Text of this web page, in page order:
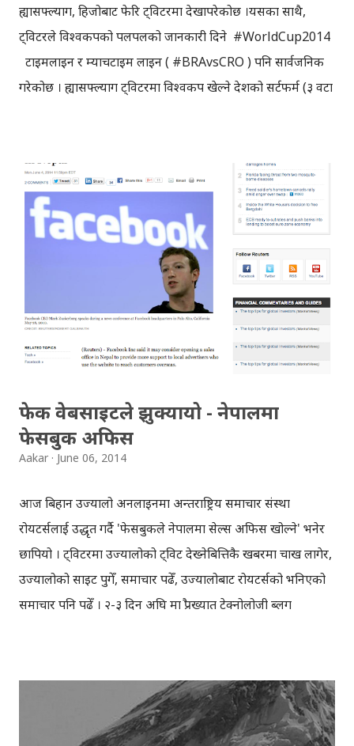
ह्यासफ्ल्याग, हिजोबाट फेरि ट्विटरमा देखापरेकोछ ।यसका साथै,
ट्विटरले विश्वकपको पलपलको जानकारी दिने #WorldCup2014
टाइमलाइन र म्याचटाइम लाइन ( #BRAvsCRO ) पनि सार्वजनिक
गरेकोछ । ह्यासफ्ल्याग ट्विटरमा विश्वकप खेल्ने देशको सर्टफर्म (३ वटा
देशको झन्डा देखिनु नै ह्यासफ्ल्याग हो । जस्तो कि ब्राजिल समर्थकले
#BRA लेख्नसक्छन्, ट्विटरले यस्तो देखाउँछ: BRA #BRA refers
to Brazil. #ARG for Argentina. #ESP for Spain. #ENG
for England. #GER for Germany. #FRA for France.
#ITA for Italy. #WorldCup — Aakar (@aakarpost)
June 10, 2014 वल्डकप टाइमलाइन तथा म्याच टाइमलाइन
#WorldCup र #WorldCup2014 लाई वल्डकप टाइमलाइनको
ट्विटहरु उक्त पेजमा देखिनेछन्, जसबाट खेलको रियल टाइममा
फेक वेबसाइटले झुक्यायो - नेपालमा
फेसबुक अफिस
Aakar June 06, 2014
आज बिहान उज्यालो अनलाइनमा अन्तराष्ट्रिय समाचार संस्था
रोयटर्सलाई उद्धृत गर्दै 'फेसबुकले नेपालमा सेल्स अफिस खोल्ने' भनेर
छापियो । ट्विटरमा उज्यालोको ट्विट देख्नेबित्तिकै खबरमा चाख लागेर,
उज्यालोको साइट पुगेँ, समाचार पढेँ, उज्यालोबाट रोयटर्सको भनिएको
समाचार पनि पढेँ । २-३ दिन अघि मात्रै प्रख्यात टेक्नोलोजी ब्लग
टेकक्रन्चले पछि अर्को ब्लग मार्फत, खबरको खन्डन गर्यो । उक्त
समाचार टेकक्रन्चले लेखेको नभइ कसैले स्रटयुआरएल (Shrturl)
साइट मार्फत टेकक्रन्चकै साइटको कुनै खबर सम्पादन गरेर